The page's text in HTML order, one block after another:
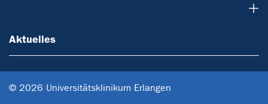
Aktuelles
© 2026 Universitätsklinikum Erlangen